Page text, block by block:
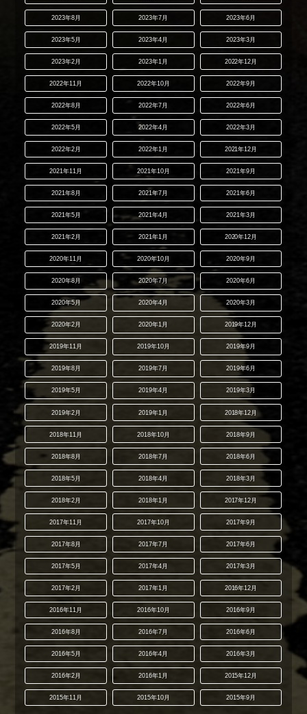
2023年8月 2023年7月 2023年6月
2023年5月 2023年4月 2023年3月
2023年2月 2023年1月 2022年12月
2022年11月 2022年10月 2022年9月
2022年8月 2022年7月 2022年6月
2022年5月 2022年4月 2022年3月
2022年2月 2022年1月 2021年12月
2021年11月 2021年10月 2021年9月
2021年8月 2021年7月 2021年6月
2021年5月 2021年4月 2021年3月
2021年2月 2021年1月 2020年12月
2020年11月 2020年10月 2020年9月
2020年8月 2020年7月 2020年6月
2020年5月 2020年4月 2020年3月
2020年2月 2020年1月 2019年12月
2019年11月 2019年10月 2019年9月
2019年8月 2019年7月 2019年6月
2019年5月 2019年4月 2019年3月
2019年2月 2019年1月 2018年12月
2018年11月 2018年10月 2018年9月
2018年8月 2018年7月 2018年6月
2018年5月 2018年4月 2018年3月
2018年2月 2018年1月 2017年12月
2017年11月 2017年10月 2017年9月
2017年8月 2017年7月 2017年6月
2017年5月 2017年4月 2017年3月
2017年2月 2017年1月 2016年12月
2016年11月 2016年10月 2016年9月
2016年8月 2016年7月 2016年6月
2016年5月 2016年4月 2016年3月
2016年2月 2016年1月 2015年12月
2015年11月 2015年10月 2015年9月